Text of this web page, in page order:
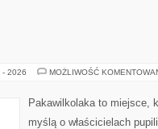
- 2026 MOŻLIWOŚĆ
Pakawilkolaka to miejsce,
myślą o właścicielach